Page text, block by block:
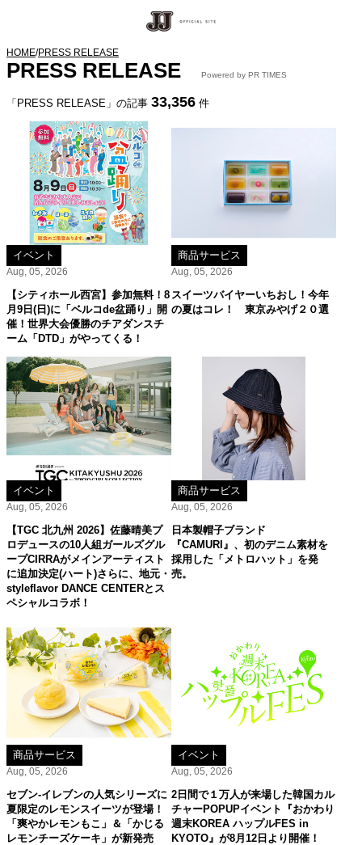
HOME/PRESS RELEASE
PRESS RELEASE Powered by PR TIMES
「PRESS RELEASE」の記事 33,356 件
イベント
Aug, 05, 2026
【シティホール西宮】参加無料！8
月9日(日)に「ベルコde盆踊り」開
催！世界大会優勝のチアダンスチ
ーム「DTD」がやってくる！
商品サービス
Aug, 05, 2026
スイーツバイヤーいちおし！今年
の夏はコレ！ 東京みやげ２０選
イベント
Aug, 05, 2026
【TGC 北九州 2026】佐藤晴美プ
ロデュースの10人組ガールズグル
ープCIRRAがメインアーティスト
に追加決定(ハート)さらに、地元・
styleflavor DANCE CENTERとス
ペシャルコラボ！
商品サービス
Aug, 05, 2026
日本製帽子ブランド
『CAMURI』、初のデニム素材を
採用した「メトロハット」を発
売。
商品サービス
Aug, 05, 2026
セブン‐イレブンの人気シリーズに
夏限定のレモンスイーツが登場！
「爽やかレモンもこ」＆「かじる
レモンチーズケーキ」が新発売
イベント
Aug, 05, 2026
2日間で１万人が来場した韓国カル
チャーPOPUPイベント『おかわり
週末KOREA ハップルFES in
KYOTO』が8月12日より開催！